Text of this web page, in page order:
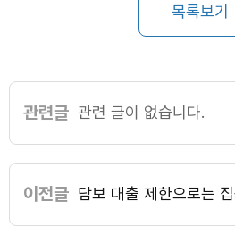
목록보기
관련글 관련 글이 없습니다.
이전글 담보 대출 제한으로는